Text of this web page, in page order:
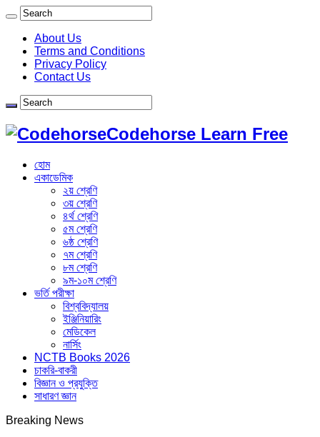
About Us
Terms and Conditions
Privacy Policy
Contact Us
Codehorse Learn Free
হোম
একাডেমিক
২য় শ্রেণি
৩য় শ্রেণি
৪র্থ শ্রেণি
৫ম শ্রেণি
৬ষ্ঠ শ্রেণি
৭ম শ্রেণি
৮ম শ্রেণি
৯ম-১০ম শ্রেণি
ভর্তি পরীক্ষা
বিশ্ববিদ্যালয়
ইঞ্জিনিয়ারিং
মেডিকেল
নার্সিং
NCTB Books 2026
চাকরি-বাকরী
বিজ্ঞান ও প্রযুক্তি
সাধারণ জ্ঞান
Breaking News